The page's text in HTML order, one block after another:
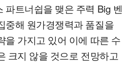
파트너쉽을 맺은 주력 Big 벤
중해 원가경쟁력과 품질을
을 가지고 있어 이에 따른 수
크지 않을 것으로 전망하고